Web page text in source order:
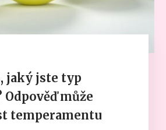
jaký jste typ
může
temperamentu